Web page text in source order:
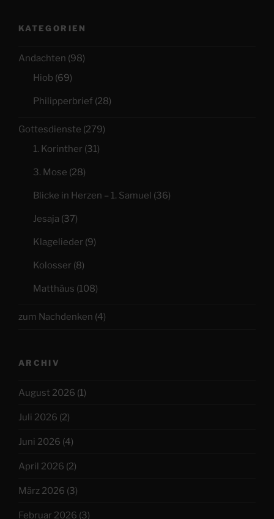
KATEGORIEN
Andachten (98)
Hiob (69)
Philipperbrief (28)
Gottesdienste (279)
1. Korinther (31)
3. Mose (28)
Blicke in Herzen – 1. Samuel (36)
Jesaja (37)
Klagelieder (9)
Kolosser (8)
Matthäus (108)
zum Nachdenken (4)
ARCHIV
August 2026 (1)
Juli 2026 (2)
Juni 2026 (4)
April 2026 (2)
März 2026 (3)
Februar 2026 (3)